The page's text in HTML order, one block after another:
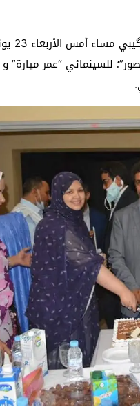
للسينمائي “عمر ميارة”